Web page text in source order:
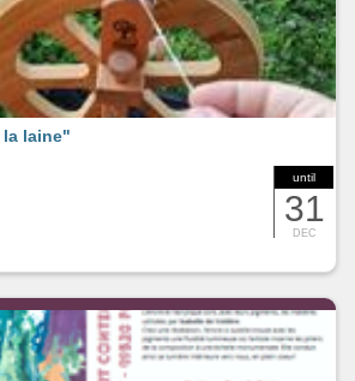
until
31
DEC
laine"